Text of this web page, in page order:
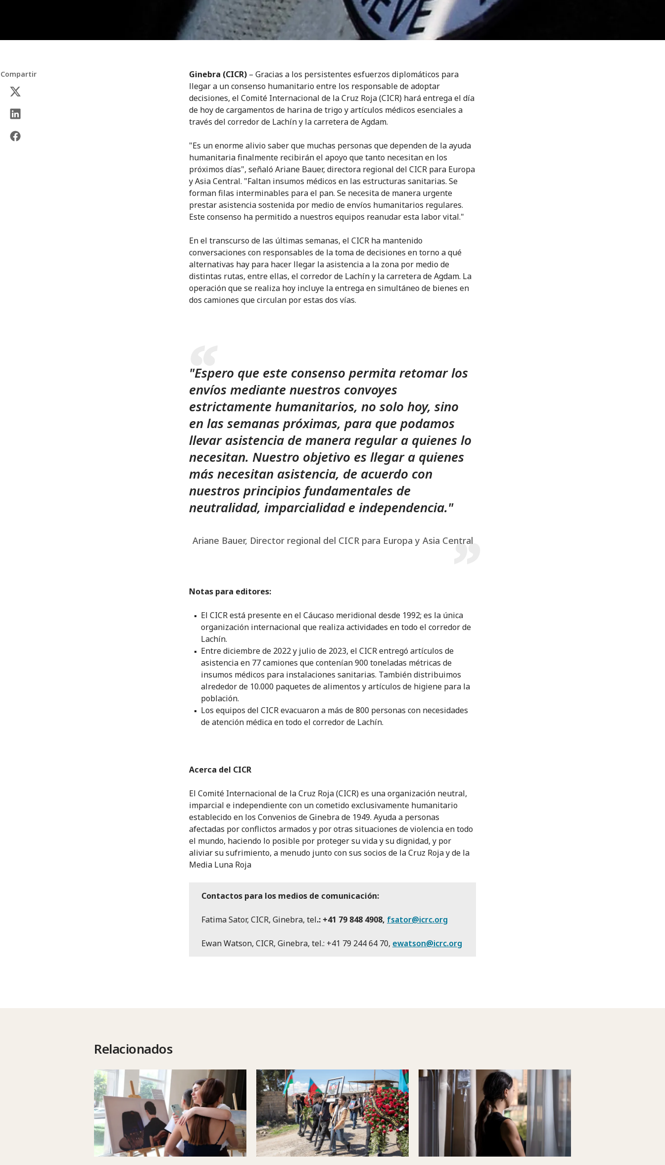
Compartir Ginebra (CICR) – Gracias a los persistentes esfuerzos diplomáticos para
llegar a un consenso humanitario entre los responsable de adoptar
decisiones, el Comité Internacional de la Cruz Roja (CICR) hará entrega el día
de hoy de cargamentos de harina de trigo y artículos médicos esenciales a
través del corredor de Lachín y la carretera de Agdam.
"Es un enorme alivio saber que muchas personas que dependen de la ayuda
humanitaria finalmente recibirán el apoyo que tanto necesitan en los
próximos días", señaló Ariane Bauer, directora regional del CICR para Europa
y Asia Central. "Faltan insumos médicos en las estructuras sanitarias. Se
forman filas interminables para el pan. Se necesita de manera urgente
prestar asistencia sostenida por medio de envíos humanitarios regulares.
Este consenso ha permitido a nuestros equipos reanudar esta labor vital."
En el transcurso de las últimas semanas, el CICR ha mantenido
conversaciones con responsables de la toma de decisiones en torno a qué
alternativas hay para hacer llegar la asistencia a la zona por medio de
distintas rutas, entre ellas, el corredor de Lachín y la carretera de Agdam. La
operación que se realiza hoy incluye la entrega en simultáneo de bienes en
dos camiones que circulan por estas dos vías.
"Espero que este consenso permita retomar los
envíos mediante nuestros convoyes
estrictamente humanitarios, no solo hoy, sino
en las semanas próximas, para que podamos
llevar asistencia de manera regular a quienes lo
necesitan. Nuestro objetivo es llegar a quienes
más necesitan asistencia, de acuerdo con
nuestros principios fundamentales de
neutralidad, imparcialidad e independencia."
Ariane Bauer, Director regional del CICR para Europa y Asia Central
Notas para editores:
El CICR está presente en el Cáucaso meridional desde 1992; es la única
organización internacional que realiza actividades en todo el corredor de
Lachín.
Entre diciembre de 2022 y julio de 2023, el CICR entregó artículos de
asistencia en 77 camiones que contenían 900 toneladas métricas de
insumos médicos para instalaciones sanitarias. También distribuimos
alrededor de 10.000 paquetes de alimentos y artículos de higiene para la
población.
Los equipos del CICR evacuaron a más de 800 personas con necesidades
de atención médica en todo el corredor de Lachín.
Acerca del CICR
El Comité Internacional de la Cruz Roja (CICR) es una organización neutral,
imparcial e independiente con un cometido exclusivamente humanitario
establecido en los Convenios de Ginebra de 1949. Ayuda a personas
afectadas por conflictos armados y por otras situaciones de violencia en todo
el mundo, haciendo lo posible por proteger su vida y su dignidad, y por
aliviar su sufrimiento, a menudo junto con sus socios de la Cruz Roja y de la
Media Luna Roja
Contactos para los medios de comunicación:
Fatima Sator, CICR, Ginebra, tel.: +41 79 848 4908, fsator@icrc.org
Ewan Watson, CICR, Ginebra, tel.: +41 79 244 64 70, ewatson@icrc.org
Relacionados